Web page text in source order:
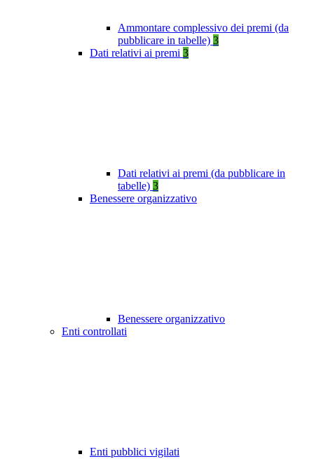
Ammontare complessivo dei premi (da
pubblicare in tabelle) 3
Dati relativi ai premi 3
Dati relativi ai premi (da pubblicare in
tabelle) 3
Benessere organizzativo
Benessere organizzativo
Enti controllati
Enti pubblici vigilati